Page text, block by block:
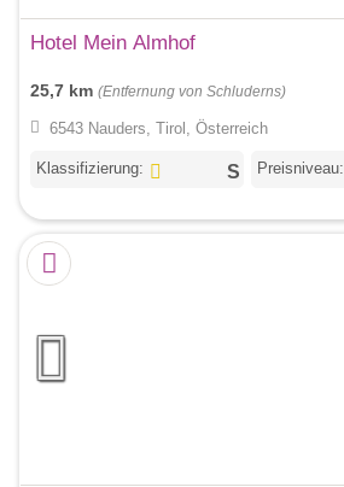
Hotel Mein Almhof
25,7 km (Entfernung von Schluderns)
6543 Nauders, Tirol, Österreich
Klassifizierung: Preisniveau: